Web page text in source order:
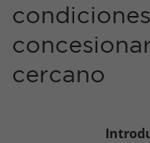
cercano